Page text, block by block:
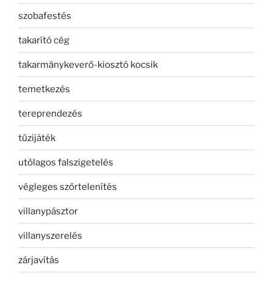
szobafestés
takarító cég
takarmánykeverő-kiosztó kocsik
temetkezés
tereprendezés
tűzijáték
utólagos falszigetelés
végleges szőrtelenítés
villanypásztor
villanyszerelés
zárjavítás